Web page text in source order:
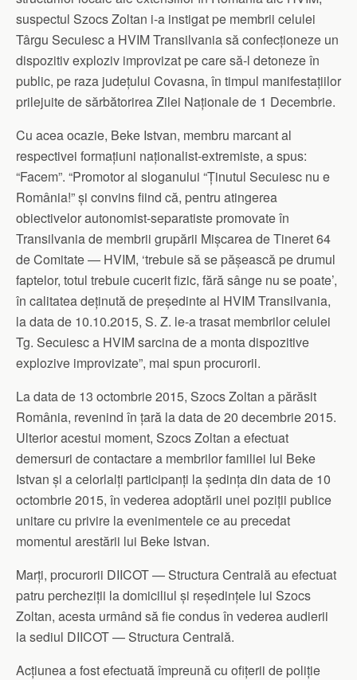
suspectul Szocs Zoltan i-a instigat pe membrii celulei
Târgu Secuiesc a HVIM Transilvania să confecționeze un
dispozitiv exploziv improvizat pe care să-l detoneze în
public, pe raza județului Covasna, în timpul manifestațiilor
prilejuite de sărbătorirea Zilei Naționale de 1 Decembrie.
Cu acea ocazie, Beke Istvan, membru marcant al
respectivei formațiuni naționalist-extremiste, a spus:
“Facem”. “Promotor al sloganului “Ținutul Secuiesc nu e
România!” și convins fiind că, pentru atingerea
obiectivelor autonomist-separatiste promovate în
Transilvania de membrii grupării Mișcarea de Tineret 64
de Comitate — HVIM, ‘trebuie să se pășească pe drumul
faptelor, totul trebuie cucerit fizic, fără sânge nu se poate’,
în calitatea deținută de președinte al HVIM Transilvania,
la data de 10.10.2015, S. Z. le-a trasat membrilor celulei
Tg. Secuiesc a HVIM sarcina de a monta dispozitive
explozive improvizate”, mai spun procurorii.
La data de 13 octombrie 2015, Szocs Zoltan a părăsit
România, revenind în țară la data de 20 decembrie 2015.
Ulterior acestui moment, Szocs Zoltan a efectuat
demersuri de contactare a membrilor familiei lui Beke
Istvan și a celorlalți participanți la ședința din data de 10
octombrie 2015, în vederea adoptării unei poziții publice
unitare cu privire la evenimentele ce au precedat
momentul arestării lui Beke Istvan.
Marți, procurorii DIICOT — Structura Centrală au efectuat
patru percheziții la domiciliul și reședințele lui Szocs
Zoltan, acesta urmând să fie condus în vederea audierii
la sediul DIICOT — Structura Centrală.
Acțiunea a fost efectuată împreună cu ofițerii de poliție